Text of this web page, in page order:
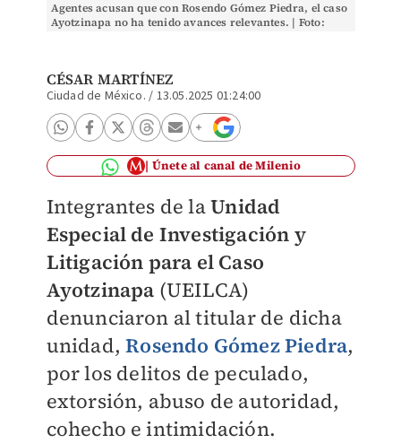
Agentes acusan que con Rosendo Gómez Piedra, el caso
Ayotzinapa no ha tenido avances relevantes. | Foto:
CÉSAR MARTÍNEZ
Ciudad de México. / 13.05.2025 01:24:00
Únete al canal de Milenio
Integrantes de laUnidad
Especial de Investigación y
Litigación para el Caso
Ayotzinapa (UEILCA)
denunciaron al titular de dicha
unidad,Rosendo Gómez Piedra,
por los delitos de peculado,
extorsión, abuso de autoridad,
cohecho e intimidación.